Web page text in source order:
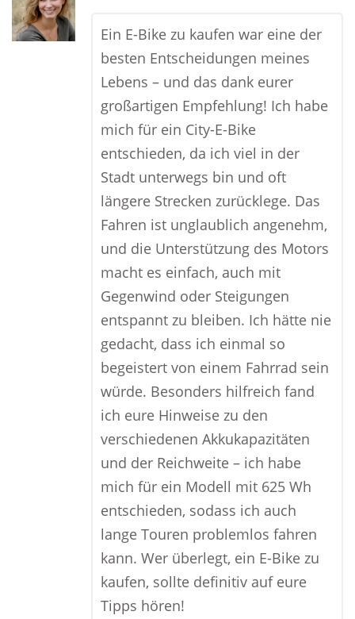
Ein E-Bike zu kaufen war eine der
besten Entscheidungen meines
Lebens – und das dank eurer
großartigen Empfehlung! Ich habe
mich für ein City-E-Bike
entschieden, da ich viel in der
Stadt unterwegs bin und oft
längere Strecken zurücklege. Das
Fahren ist unglaublich angenehm,
und die Unterstützung des Motors
macht es einfach, auch mit
Gegenwind oder Steigungen
entspannt zu bleiben. Ich hätte nie
gedacht, dass ich einmal so
begeistert von einem Fahrrad sein
würde. Besonders hilfreich fand
ich eure Hinweise zu den
verschiedenen Akkukapazitäten
und der Reichweite – ich habe
mich für ein Modell mit 625 Wh
entschieden, sodass ich auch
lange Touren problemlos fahren
kann. Wer überlegt, ein E-Bike zu
kaufen, sollte definitiv auf eure
Tipps hören!